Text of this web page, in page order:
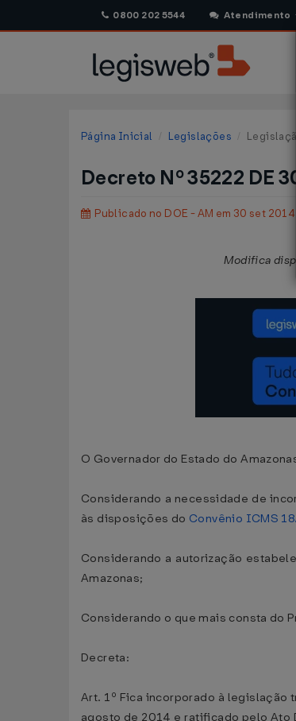
0800 202 5544 Atendimento
Página Inicial Legislações
Decreto Nº 35222 DE
Publicado no DOE - AM em 30 set 2014
Modifica
O Governador do Estado do
Considerando a necessidade de
às disposições do Convênio ICMS
Considerando a autorização
Amazonas;
Considerando o que mais consta do
Decreta:
Art. 1º Fica incorporado à legislação
agosto de 2014 e ratificado pelo Ato